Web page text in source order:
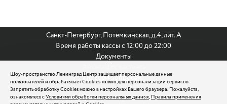
Шоу-пространство Ленинград Центр защищает персональные данные
пользователей и обрабатывает Cookies только для персонализации сервисов.
Запретить обработку Cookies можно в настройках Вашего браузера. Пожалуйста,
ознакомьтесь сУсловиями обработки персональных данных,Правила применения
Санкт-Петербург, Потемкинская, д.4, лит. А
Время работы кассы с 12:00 до 22:00
Документы
По всем вопросам:
8 (812) 242 9999
reservation@leningradcenter.ru